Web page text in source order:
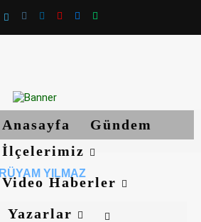
Anasayfa
Gündem
İlçelerimiz
Video Haberler
Yazarlar
RÜYAM YILMAZ